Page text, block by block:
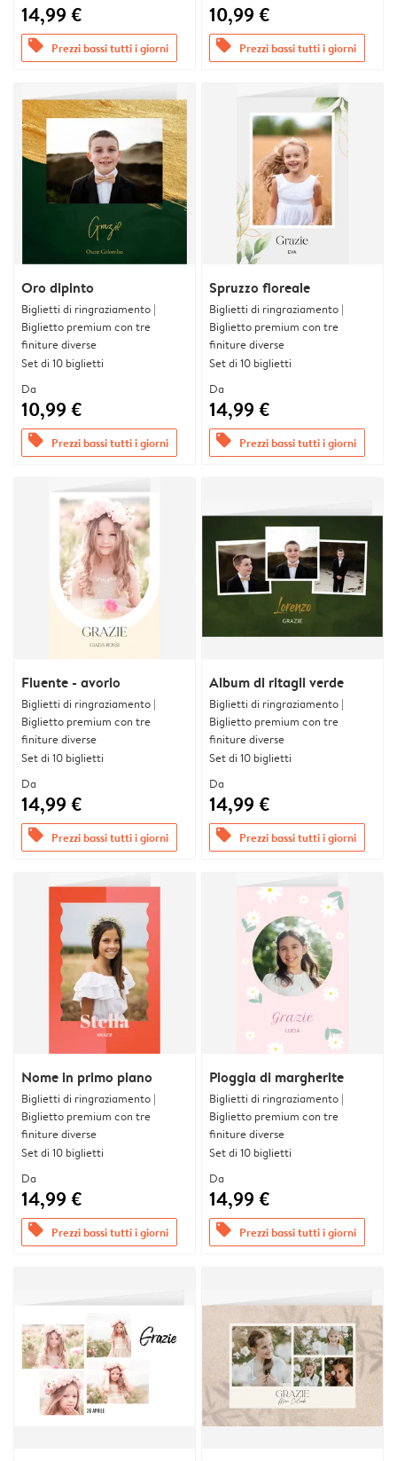
14,99 €
offers Prezzi bassi tutti i giorni
10,99 €
offers Prezzi bassi tutti i giorni
Oro dipinto
Biglietti di ringraziamento |
Biglietto premium con tre
finiture diverse
Set di 10 biglietti
Da
10,99 €
offers Prezzi bassi tutti i giorni
Spruzzo floreale
Biglietti di ringraziamento |
Biglietto premium con tre
finiture diverse
Set di 10 biglietti
Da
14,99 €
offers Prezzi bassi tutti i giorni
Fluente - avorio
Biglietti di ringraziamento |
Biglietto premium con tre
finiture diverse
Set di 10 biglietti
Da
14,99 €
offers Prezzi bassi tutti i giorni
Album di ritagli verde
Biglietti di ringraziamento |
Biglietto premium con tre
finiture diverse
Set di 10 biglietti
Da
14,99 €
offers Prezzi bassi tutti i giorni
Nome in primo piano
Biglietti di ringraziamento |
Biglietto premium con tre
finiture diverse
Set di 10 biglietti
Da
14,99 €
offers Prezzi bassi tutti i giorni
Pioggia di margherite
Biglietti di ringraziamento |
Biglietto premium con tre
finiture diverse
Set di 10 biglietti
Da
14,99 €
offers Prezzi bassi tutti i giorni